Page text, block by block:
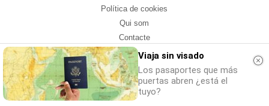
Política de cookies
Qui som
Contacte
Xarxes socials
Amb col·laboració de:
Viaja sin visado
Los pasaportes que más
puertas abren ¿está el
tuyo?